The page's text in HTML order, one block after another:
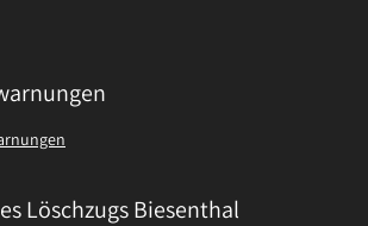
Löschzugs Biesenthal